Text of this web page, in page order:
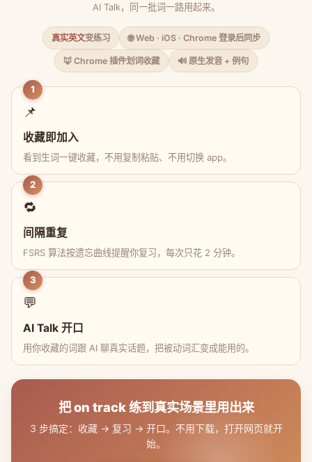
AI Talk，同一批词一路用起来。
真实英文变练习 🌐 Web · iOS · Chrome 登录后同步
🦊 Chrome 插件划词收藏 🔊 原生发音 + 例句
1
📌
收藏即加入
看到生词一键收藏，不用复制粘贴、不用切换 app。
2
🔁
间隔重复
FSRS 算法按遗忘曲线提醒你复习，每次只花 2 分钟。
3
💬
AI Talk 开口
用你收藏的词跟 AI 聊真实话题，把被动词汇变成能用的。
把 on track 练到真实场景里用出来
3 步搞定：收藏 → 复习 → 开口。不用下载，打开网页就开
始。